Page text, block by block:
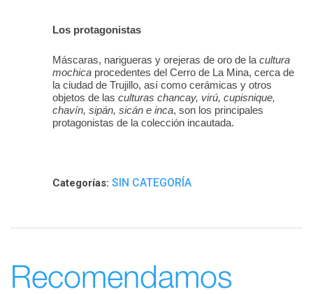
Los protagonistas
Máscaras, narigueras y orejeras de oro de la cultura
mochica procedentes del Cerro de La Mina, cerca de
la ciudad de Trujillo, así como cerámicas y otros
objetos de las culturas chancay, virú, cupisnique,
chavín, sipán, sicán e inca, son los principales
protagonistas de la colección incautada.
Categorías: SIN CATEGORÍA
Recomendamos